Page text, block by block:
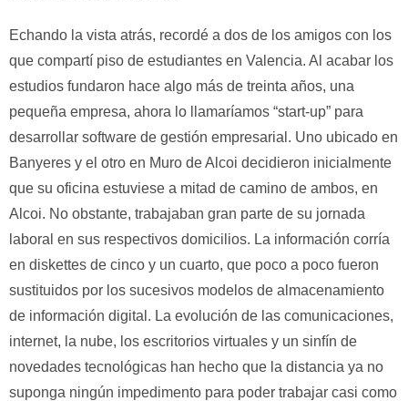
Echando la vista atrás, recordé a dos de los amigos con los
que compartí piso de estudiantes en Valencia. Al acabar los
estudios fundaron hace algo más de treinta años, una
pequeña empresa, ahora lo llamaríamos “start-up” para
desarrollar software de gestión empresarial. Uno ubicado en
Banyeres y el otro en Muro de Alcoi decidieron inicialmente
que su oficina estuviese a mitad de camino de ambos, en
Alcoi. No obstante, trabajaban gran parte de su jornada
laboral en sus respectivos domicilios. La información corría
en diskettes de cinco y un cuarto, que poco a poco fueron
sustituidos por los sucesivos modelos de almacenamiento
de información digital. La evolución de las comunicaciones,
internet, la nube, los escritorios virtuales y un sinfín de
novedades tecnológicas han hecho que la distancia ya no
suponga ningún impedimento para poder trabajar casi como